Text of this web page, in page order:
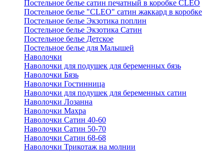
Постельное белье сатин печатный в коробке CLEO
Постельное белье "CLEO" сатин жаккард в коробке
Постельное белье Экзотика поплин
Постельное белье Экзотика Сатин
Постельное белье Детское
Постельное белье для Малышей
Наволочки
Наволочки для подушек для беременных бязь
Наволочки Бязь
Наволочки Гостинница
Наволочки для подушек для беременных сатин
Наволочки Лозанна
Наволочки Махра
Наволочки Сатин 40-60
Наволочки Сатин 50-70
Наволочки Сатин 68-68
Наволочки Трикотаж на молнии